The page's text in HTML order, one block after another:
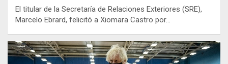
El titular de la Secretaría de Relaciones Exteriores (SRE),
Marcelo Ebrard, felicitó a Xiomara Castro por…